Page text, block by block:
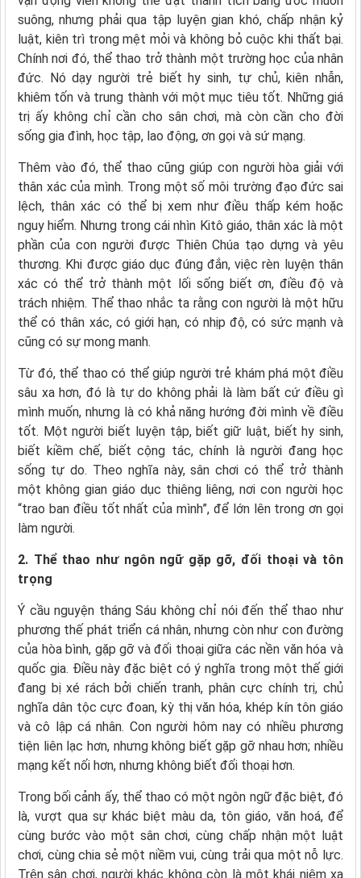
suông, nhưng phải qua tập luyện gian khó, chấp nhận kỷ
luật, kiên trì trong mệt mỏi và không bỏ cuộc khi thất bại.
Chính nơi đó, thể thao trở thành một trường học của nhân
đức. Nó dạy người trẻ biết hy sinh, tự chủ, kiên nhẫn,
khiêm tốn và trung thành với một mục tiêu tốt. Những giá
trị ấy không chỉ cần cho sân chơi, mà còn cần cho đời
sống gia đình, học tập, lao động, ơn gọi và sứ mạng.
Thêm vào đó, thể thao cũng giúp con người hòa giải với
thân xác của mình. Trong một số môi trường đạo đức sai
lệch, thân xác có thể bị xem như điều thấp kém hoặc
nguy hiểm. Nhưng trong cái nhìn Kitô giáo, thân xác là một
phần của con người được Thiên Chúa tạo dựng và yêu
thương. Khi được giáo dục đúng đắn, việc rèn luyện thân
xác có thể trở thành một lối sống biết ơn, điều độ và
trách nhiệm. Thể thao nhắc ta rằng con người là một hữu
thể có thân xác, có giới hạn, có nhịp độ, có sức mạnh và
cũng có sự mong manh.
Từ đó, thể thao có thể giúp người trẻ khám phá một điều
sâu xa hơn, đó là tự do không phải là làm bất cứ điều gì
mình muốn, nhưng là có khả năng hướng đời mình về điều
tốt. Một người biết luyện tập, biết giữ luật, biết hy sinh,
biết kiềm chế, biết cộng tác, chính là người đang học
sống tự do. Theo nghĩa này, sân chơi có thể trở thành
một không gian giáo dục thiêng liêng, nơi con người học
“trao ban điều tốt nhất của mình”, để lớn lên trong ơn gọi
làm người.
2. Thể thao như ngôn ngữ gặp gỡ, đối thoại và tôn
trọng
Ý cầu nguyện tháng Sáu không chỉ nói đến thể thao như
phương thế phát triển cá nhân, nhưng còn như con đường
của hòa bình, gặp gỡ và đối thoại giữa các nền văn hóa và
quốc gia. Điều này đặc biệt có ý nghĩa trong một thế giới
đang bị xé rách bởi chiến tranh, phân cực chính trị, chủ
nghĩa dân tộc cực đoan, kỳ thị văn hóa, khép kín tôn giáo
và cô lập cá nhân. Con người hôm nay có nhiều phương
tiện liên lạc hơn, nhưng không biết gặp gỡ nhau hơn; nhiều
mạng kết nối hơn, nhưng không biết đối thoại hơn.
Trong bối cảnh ấy, thể thao có một ngôn ngữ đặc biệt, đó
là, vượt qua sự khác biệt màu da, tôn giáo, văn hoá, để
cùng bước vào một sân chơi, cùng chấp nhận một luật
chơi, cùng chia sẻ một niềm vui, cùng trải qua một nỗ lực.
Trên sân chơi, người khác không còn là một khái niệm xa